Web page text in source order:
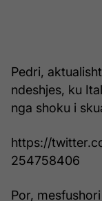
Pedri,
ndeshjes, ku
nga shoku i
https://
254758406
Por,